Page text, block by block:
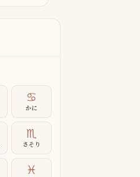
♋
かに
♏
さそり
♓